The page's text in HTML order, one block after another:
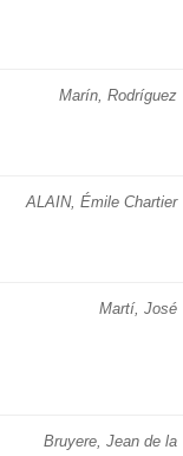
Marín, Rodríguez
ALAIN, Émile Chartier
Martí, José
Bruyere, Jean de la